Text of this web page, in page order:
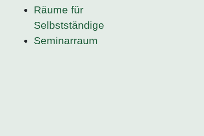
Räume für
Selbstständige
Seminarraum